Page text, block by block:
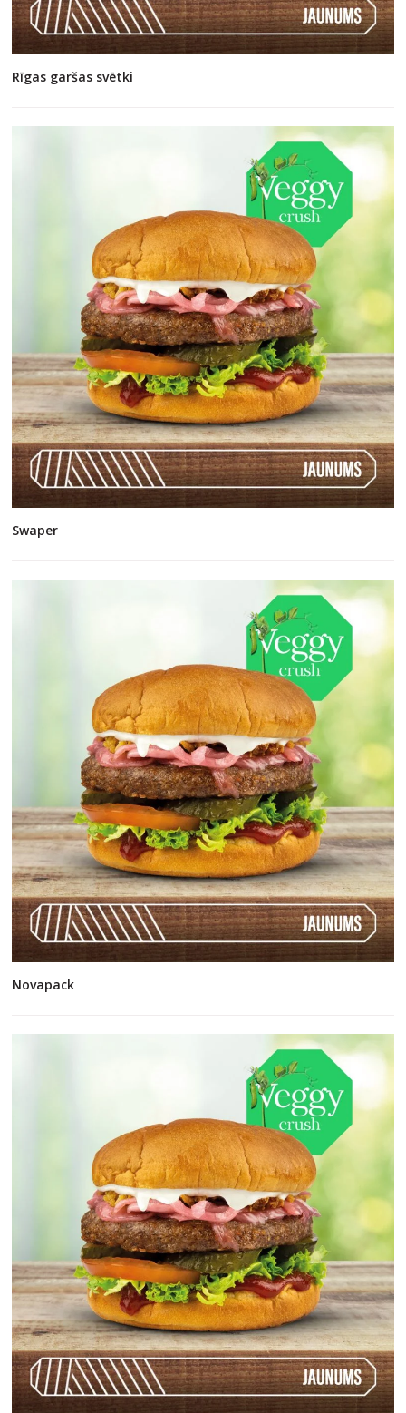
Rīgas garšas svētki
Swaper
Novapack